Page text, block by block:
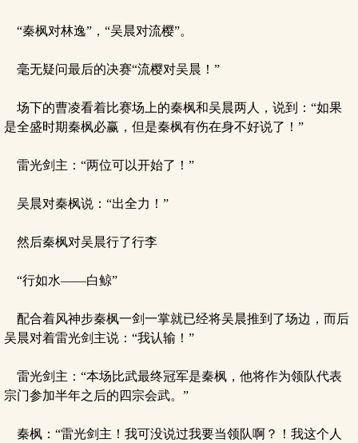
“秦枫对林逸”，“吴晨对流樱”。
毫无疑问最后的决赛“流樱对吴晨！”
场下的曹凌看着比赛场上的秦枫和吴晨两人，说到：“如果
是全盛时期秦枫必赢，但是秦枫有伤在身不好说了！”
雷光剑主：“两位可以开始了！”
吴晨对秦枫说：“出全力！”
然后秦枫对吴晨行了行李
“行如水——白鲸”
配合着风神步秦枫一剑一掌就已经将吴晨推到了场边，而后
吴晨对着雷光剑主说：“我认输！”
雷光剑主：“本场比武最终冠军是秦枫，他将作为领队代表
宗门参加半年之后的四宗会武。”
秦枫：“雷光剑主！我可没说过我要当领队啊？！我这个人